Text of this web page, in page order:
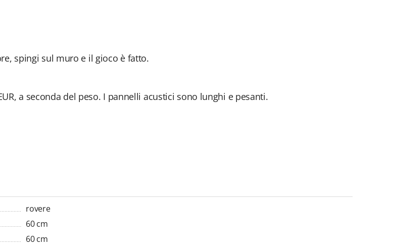
spingi sul muro e il gioco è fatto.
a seconda del peso. I pannelli acustici sono lunghi e pesanti.
rovere
60 cm
60 cm